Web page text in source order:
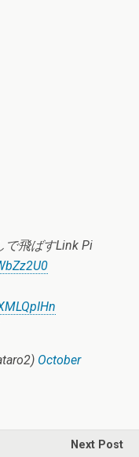
で飛ばすLink Pi
October
Next Post